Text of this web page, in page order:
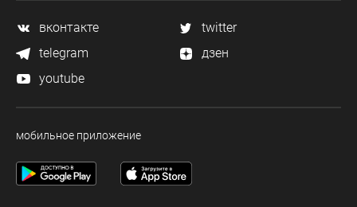
вконтакте
twitter
telegram
дзен
youtube
мобильное приложение